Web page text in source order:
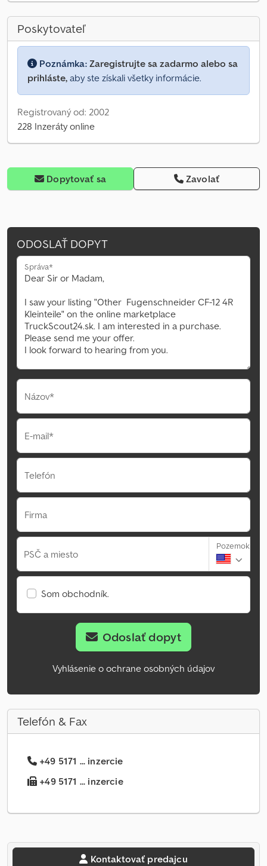
Poskytovateľ
Poznámka: Zaregistrujte sa zadarmo alebo sa
prihláste, aby ste získali všetky informácie.
Registrovaný od: 2002
228 Inzeráty online
Dopytovať sa Zavolať
ODOSLAŤ DOPYT
Správa*
Názov*
E-mail*
Telefón
Firma
PSČ a miesto
Pozemok
Som obchodník.
Odoslať dopyt
Vyhlásenie o ochrane osobných údajov
Telefón & Fax
+49 5171 ... inzercie
+49 5171 ... inzercie
Kontaktovať predajcu